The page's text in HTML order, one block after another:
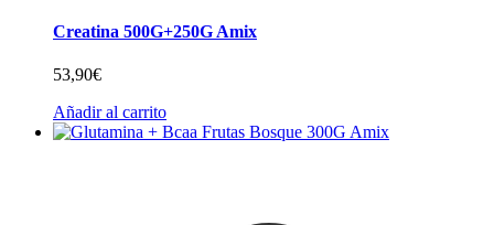
Creatina 500G+250G Amix
53,90€
Añadir al carrito